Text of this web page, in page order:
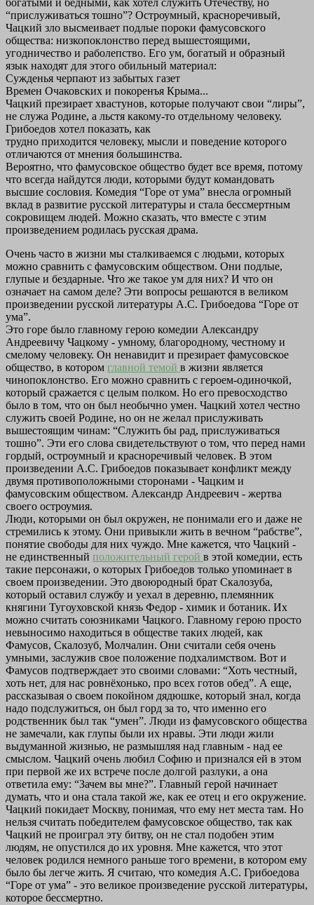
богатыми и бедными, как хотел служить Отечеству, но
“прислуживаться тошно”? Остроумный, красноречивый,
Чацкий зло высмеивает подлые пороки фамусовского
общества: низкопоклонство перед вышестоящими,
угодничество и раболепство. Его ум, богатый и образный
язык находят для этого обильный материал:
Сужденья черпают из забытых газет
Времен Очаковских и покоренъя Крыма...
Чацкий презирает хвастунов, которые получают свои “лиры”,
не служа Родине, а льстя какому-то отдельному человеку.
Грибоедов хотел показать, как
трудно приходится человеку, мысли и поведение которого
отличаются от мнения большинства.
Вероятно, что фамусовское общество будет все время, потому
что всегда найдутся люди, которыми будут командовать
высшие сословия. Комедия “Горе от ума” внесла огромный
вклад в развитие русской литературы и стала бессмертным
сокровищем людей. Можно сказать, что вместе с этим
произведением родилась русская драма.
Очень часто в жизни мы сталкиваемся с людьми, которых
можно сравнить с фамусовским обществом. Они подлые,
глупые и бездарные. Что же такое ум для них? И что он
означает на самом деле? Эти вопросы решаются в великом
произведении русской литературы А.С. Грибоедова “Горе от
ума”.
Это горе было главному герою комедии Александру
Андреевичу Чацкому - умному, благородному, честному и
смелому человеку. Он ненавидит и презирает фамусовское
общество, в котором главной темой в жизни является
чинопоклонство. Его можно сравнить с героем-одиночкой,
который сражается с целым полком. Но его превосходство
было в том, что он был необычно умен. Чацкий хотел честно
служить своей Родине, но он не желал прислуживать
вышестоящим чинам: “Служить бы рад, прислуживаться
тошно”. Эти его слова свидетельствуют о том, что перед нами
гордый, остроумный и красноречивый человек. В этом
произведении А.С. Грибоедов показывает конфликт между
двумя противоположными сторонами - Чацким и
фамусовским обществом. Александр Андреевич - жертва
своего остроумия.
Люди, которыми он был окружен, не понимали его и даже не
стремились к этому. Они привыкли жить в вечном “рабстве”,
понятие свободы для них чуждо. Мне кажется, что Чацкий -
не единственный положительный герой в этой комедии, есть
такие персонажи, о которых Грибоедов только упоминает в
своем произведении. Это двоюродный брат Скалозуба,
который оставил службу и уехал в деревню, племянник
княгини Тугоуховской князь Федор - химик и ботаник. Их
можно считать союзниками Чацкого. Главному герою просто
невыносимо находиться в обществе таких людей, как
Фамусов, Скалозуб, Молчалин. Они считали себя очень
умными, заслужив свое положение подхалимством. Вот и
Фамусов подтверждает это своими словами: “Хоть честный,
хоть нет, для нас ровнёхонько, про всех готов обед”. А еще,
рассказывая о своем покойном дядюшке, который знал, когда
надо подслужиться, он был горд за то, что именно его
родственник был так “умен”. Люди из фамусовского общества
не замечали, как глупы были их нравы. Эти люди жили
выдуманной жизнью, не размышляя над главным - над ее
смыслом. Чацкий очень любил Софию и признался ей в этом
при первой же их встрече после долгой разлуки, а она
ответила ему: “Зачем вы мне?”. Главный герой начинает
думать, что и она стала такой же, как ее отец и его окружение.
Чацкий покидает Москву, понимая, что ему нет места там. Но
нельзя считать победителем фамусовское общество, так как
Чацкий не проиграл эту битву, он не стал подобен этим
людям, не опустился до их уровня. Мне кажется, что этот
человек родился немного раньше того времени, в котором ему
было бы легче жить. Я считаю, что комедия А.С. Грибоедова
“Горе от ума” - это великое произведение русской литературы,
которое бессмертно.